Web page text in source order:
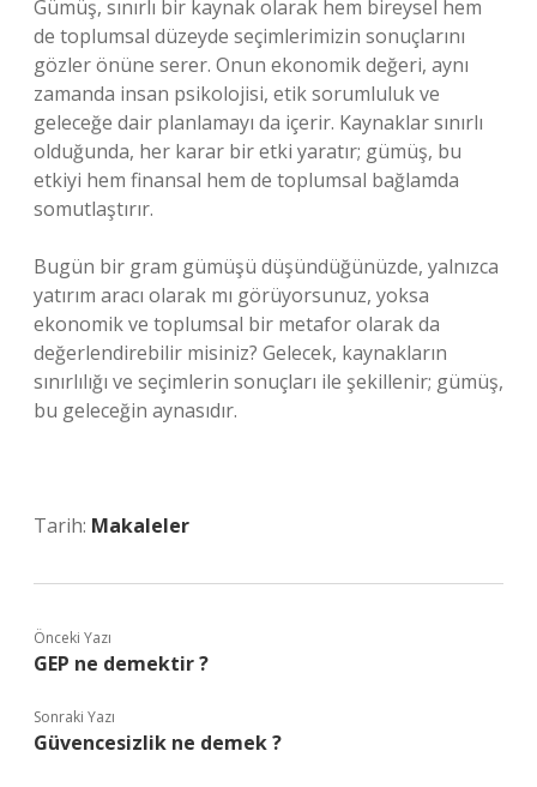
Gümüş, sınırlı bir kaynak olarak hem bireysel hem
de toplumsal düzeyde seçimlerimizin sonuçlarını
gözler önüne serer. Onun ekonomik değeri, aynı
zamanda insan psikolojisi, etik sorumluluk ve
geleceğe dair planlamayı da içerir. Kaynaklar sınırlı
olduğunda, her karar bir etki yaratır; gümüş, bu
etkiyi hem finansal hem de toplumsal bağlamda
somutlaştırır.
Bugün bir gram gümüşü düşündüğünüzde, yalnızca
yatırım aracı olarak mı görüyorsunuz, yoksa
ekonomik ve toplumsal bir metafor olarak da
değerlendirebilir misiniz? Gelecek, kaynakların
sınırlılığı ve seçimlerin sonuçları ile şekillenir; gümüş,
bu geleceğin aynasıdır.
Tarih: Makaleler
Önceki Yazı
GEP ne demektir ?
Sonraki Yazı
Güvencesizlik ne demek ?